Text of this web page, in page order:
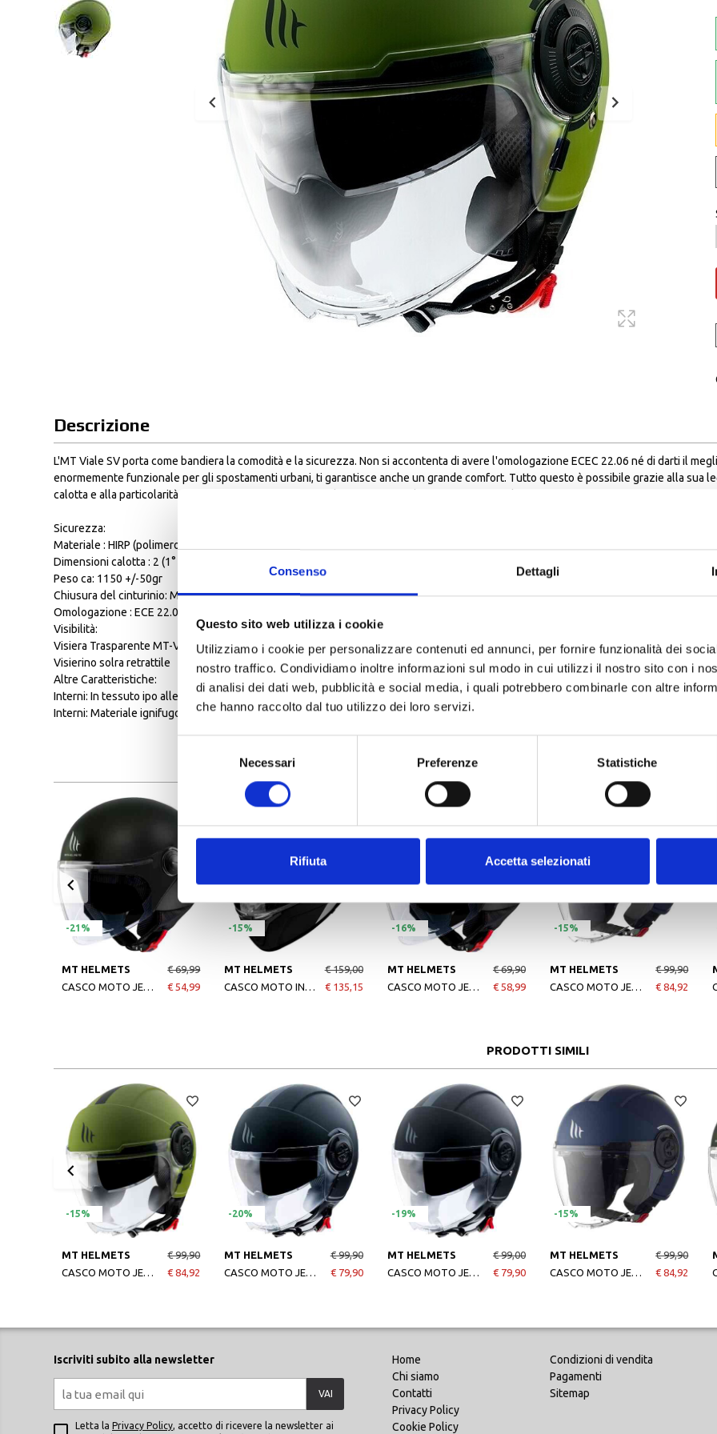
Consenso Dettagli
Questo sito web utilizza i cookie
Utilizziamo i cookie per personalizzare contenuti ed annunci, per fornire funzionalità dei
nostro traffico. Condividiamo inoltre informazioni sul modo in cui utilizzi il nostro sito con i
di analisi dei dati web, pubblicità e social media, i quali potrebbero combinarle con altre
che hanno raccolto dal tuo utilizzo dei loro servizi.
consenso
Necessari Preferenze Statistiche
Rifiuta Accetta selezionati
Traforati
Scarpe
Stivali Racing
Stivali Touring
Sottocasco
Sottoguanti
Descrizione
L'MT Viale SV porta come bandiera la comodità e la sicurezza. Non si accontenta di avere l'omologazione ECEC 22.06 né di darti il
enormemente funzionale per gli spostamenti urbani, ti garantisce anche un grande comfort. Tutto questo è possibile grazie alla sua
calotta e alla particolarità di essere un casco sviluppato da MT, garanzia di sicurezza motociclistica.
Sicurezza:
Materiale : HIRP (polimero resistente agli urti) è formulato da un polimero iniettato in blocchi molto precisi per fornire migliori
Dimensioni calotta : 2 (1° xs-s-m) (2° l-xl-2xl)
Peso ca: 1150 +/-50gr
Chiusura del cinturinio: MT-MDTC Chiusura Micrometrica a doppio dente
Omologazione : ECE 22.06 & DOT
Visibilità:
Visiera Trasparente MT-V-26
Visierino solra retrattile
Altre Caratteristiche:
Interni: In tessuto ipo allergenico e antibatterico , lavabili
Interni: Materiale ignifugo al fine di garantire un alto livello di sicurezza
ALTRI PRODOTTI MT HELMETS
-21%
MT HELMETS
€ 69,99
€ 54,99
-15%
MT HELMETS
€ 159,00
€ 135,15
-16%
MT HELMETS
CASCO MOTO JET STREET S SOLID A1 MATT BLACK
€ 69,90
€ 58,99
-15%
MT HELMETS
CASCO MOTO JET VIALE SOLID A7 MATT BLUE
€ 99,90
€ 84,92
PRODOTTI SIMILI
-15%
MT HELMETS
CASCO MOTO JET VIALE SV SOLID A6 MATT GREEN
€ 99,90
€ 84,92
-20%
MT HELMETS
CASCO MOTO JET VIALE SV SOLID A1 MATT BLACK
€ 99,90
€ 79,90
-19%
MT HELMETS
CASCO MOTO JET VIALE SV SOLID A1 MATT BLACK
€ 99,00
€ 79,90
-15%
MT HELMETS
CASCO MOTO JET VIALE SOLID A7 MATT BLUE
€ 99,90
€ 84,92
Iscriviti subito alla newsletter
VAI
Letta la Privacy Policy, accetto di ricevere la newsletter ai
Home
Chi siamo
Contatti
Privacy Policy
Cookie Policy
Condizioni di vendita
Pagamenti
Sitemap